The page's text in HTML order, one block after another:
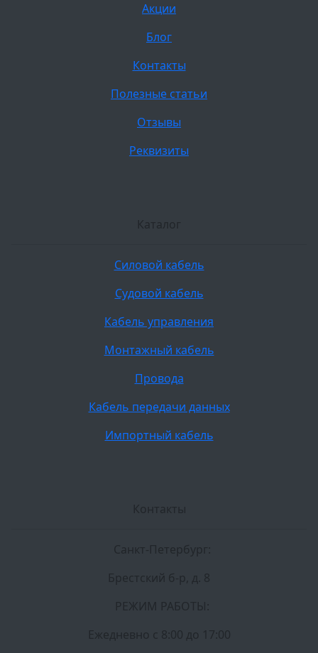
Акции
Блог
Контакты
Полезные статьи
Отзывы
Реквизиты
Каталог
Силовой кабель
Судовой кабель
Кабель управления
Монтажный кабель
Провода
Кабель передачи данных
Импортный кабель
Контакты
Санкт-Петербург:
Брестский б-р, д. 8
РЕЖИМ РАБОТЫ:
Ежедневно c 8:00 до 17:00